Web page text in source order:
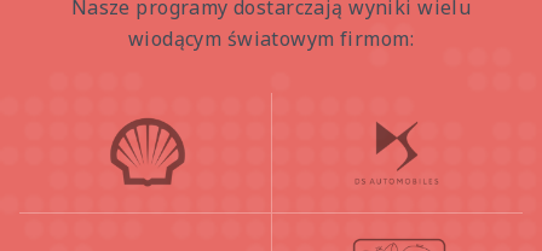
Nasze programy dostarczają wyniki wielu